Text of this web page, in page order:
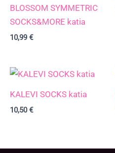
BLOSSOM SYMMETRIC
SOCKS&MORE katia
10,99 €
KALEVI SOCKS katia
10,50€